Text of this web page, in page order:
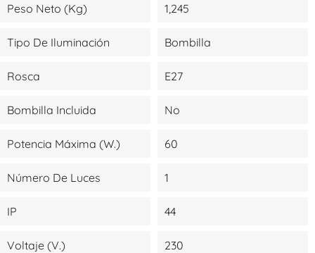
Peso Neto (kg) 1,245
Tipo De Iluminación Bombilla
Rosca E27
Bombilla Incluida No
Potencia Máxima (W.) 60
Número De Luces 1
IP 44
Voltaje (V.) 230